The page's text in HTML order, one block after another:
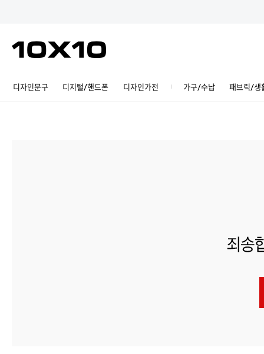
디자인문구 디지털/핸드폰 디자인가전 가구/수납 패브릭/생